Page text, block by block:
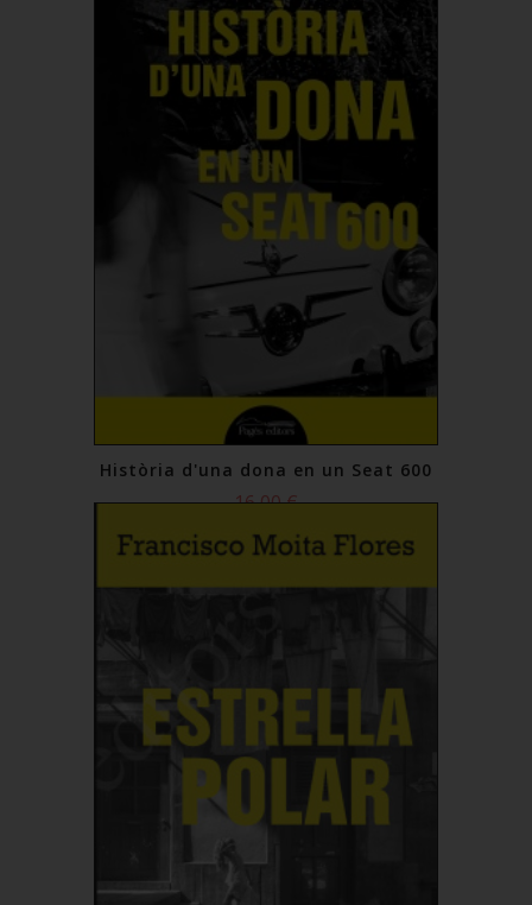
Història d'una dona en un Seat 600
16,00 €
Comprar